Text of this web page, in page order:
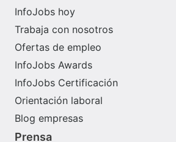
InfoJobs hoy
Trabaja con nosotros
Ofertas de empleo
InfoJobs Awards
InfoJobs Certificación
Orientación laboral
Blog empresas
Prensa